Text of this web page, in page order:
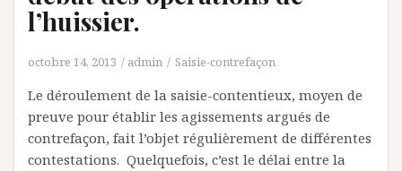
l’huissier.
octobre 14, 2013 admin Saisie-contrefaçon
Le déroulement de la saisie-contentieux, moyen de
preuve pour établir les agissements argués de
contrefaçon, fait l’objet régulièrement de différentes
contestations. Quelquefois, c’est le délai entre la